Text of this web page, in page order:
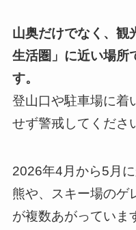
山奥だけでなく、観
生活圏」に近い場所
す。
登山口や駐車場に着
せず警戒してくださ
2026年4月から5月
熊や、スキー場のゲ
が複数あがっていま